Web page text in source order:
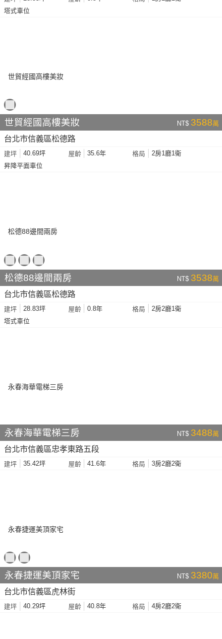
塔式車位
世貿經國高樓美妝 NT$ 3588萬
台北市信義區松德路
建坪 40.69坪 屋齡 35.6年 格局
2房1廳1衛
昇降平面車位
松德88邊間兩房 NT$ 3538萬
台北市信義區松德路
建坪 28.83坪 屋齡 0.8年 格局
2房2廳1衛
塔式車位
永春海華電梯三房 NT$ 3488萬
台北市信義區忠孝東路五段
建坪 35.42坪 屋齡 41.6年 格局 3房2廳2衛
永春捷運美頂家宅 NT$ 3380萬
台北市信義區虎林街
建坪 40.29坪 屋齡 40.8年 格局 4房2廳2衛